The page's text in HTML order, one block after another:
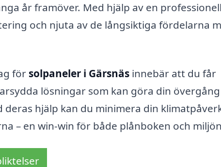
år framöver. Med hjälp av en professionell
och njuta av de långsiktiga fördelarna
för solpaneler i Gärsnäs innebär att du får
lösningar som kan göra din
hjälp kan du minimera din
– en win-win för både plånboken och